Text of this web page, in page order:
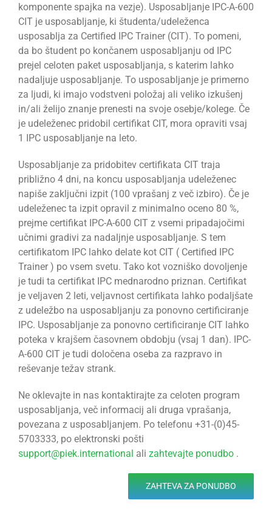
komponente spajka na vezje). Usposabljanje IPC-A-600
CIT je usposabljanje, ki študenta/udeleženca
usposablja za Certified IPC Trainer (CIT). To pomeni,
da bo študent po končanem usposabljanju od IPC
prejel celoten paket usposabljanja, s katerim lahko
nadaljuje usposabljanje. To usposabljanje je primerno
za ljudi, ki imajo vodstveni položaj ali veliko izkušenj
in/ali želijo znanje prenesti na svoje osebje/kolege. Če
je udeleženec pridobil certifikat CIT, mora opraviti vsaj
1 IPC usposabljanje na leto.
Usposabljanje za pridobitev certifikata CIT traja
približno 4 dni, na koncu usposabljanja udeleženec
napiše zaključni izpit (100 vprašanj z več izbiro). Če je
udeleženec ta izpit opravil z minimalno oceno 80 %,
prejme certifikat IPC-A-600 CIT z vsemi pripadajočimi
učnimi gradivi za nadaljnje usposabljanje. S tem
certifikatom IPC lahko delate kot CIT ( Certified IPC
Trainer ) po vsem svetu. Tako kot vozniško dovoljenje
je tudi ta certifikat IPC mednarodno priznan. Certifikat
je veljaven 2 leti, veljavnost certifikata lahko podaljšate
z udeležbo na usposabljanju za ponovno certificiranje
IPC. Usposabljanje za ponovno certificiranje CIT lahko
poteka v krajšem časovnem obdobju (vsaj 1 dan). IPC-
A-600 CIT je tudi določena oseba za razpravo in
reševanje težav strank.
Ne oklevajte in nas kontaktirajte za celoten program
usposabljanja, več informacij ali druga vprašanja,
povezana z usposabljanjem. Po telefonu +31-(0)45-
5703333, po elektronski pošti
support@piek.international ali zahtevajte ponudbo.
ZAHTEVA ZA PONUDBO